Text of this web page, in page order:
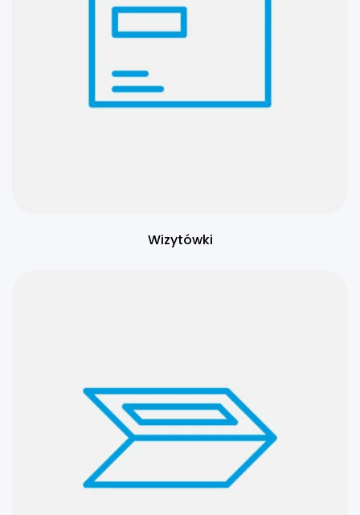
Wizytówki